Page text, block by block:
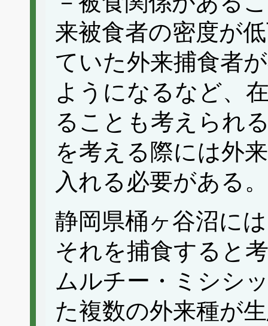
来被食者の密度が
ていた外来捕食者
ようになるなど、
ることも考えられ
を考える際には外
入れる必要がある。
静岡県桶ヶ谷沼に
それを捕食すると
ムルチー・ミシシ
た複数の外来種が